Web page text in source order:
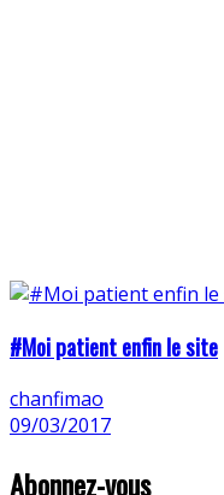
#Moi patient enfin le site
chanfimao
09/03/2017
Abonnez-vous